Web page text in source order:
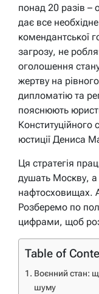
понад 20 разів –
дає все
комендантської
загрозу, не
оголошення
жертву на
дипломатію та
пояснюють
Конституційного
юстиції Дениса
Ця стратегія
душать Москву, а
нафтосховищах.
Розберемо по
цифрами, щоб
Table of
Воєнний стан:
шуму